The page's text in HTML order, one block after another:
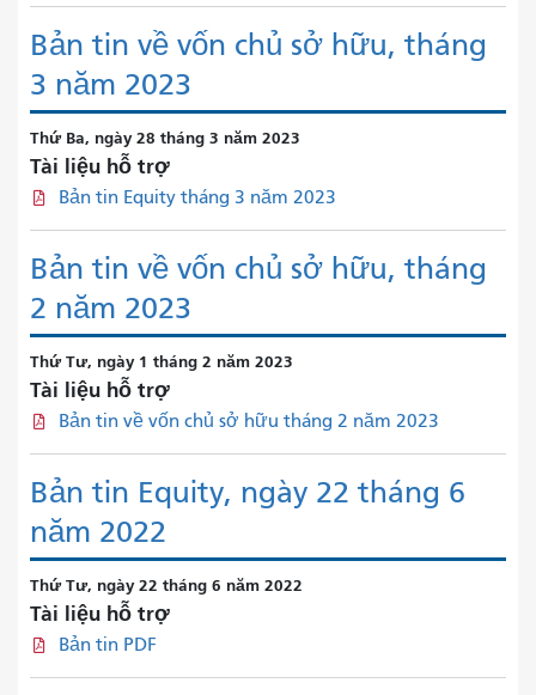
Bản tin về vốn chủ sở hữu, tháng
3 năm 2023
Thứ Ba, ngày 28 tháng 3 năm 2023
Tài liệu hỗ trợ
Bản tin Equity tháng 3 năm 2023
Bản tin về vốn chủ sở hữu, tháng
2 năm 2023
Thứ Tư, ngày 1 tháng 2 năm 2023
Tài liệu hỗ trợ
Bản tin về vốn chủ sở hữu tháng 2 năm 2023
Bản tin Equity, ngày 22 tháng 6
năm 2022
Thứ Tư, ngày 22 tháng 6 năm 2022
Tài liệu hỗ trợ
Bản tin PDF